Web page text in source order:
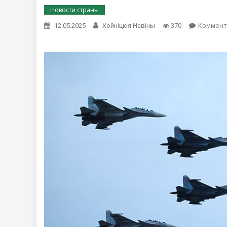
Новости страны
12.05.2025 Хойнiцкiя Навiны 370